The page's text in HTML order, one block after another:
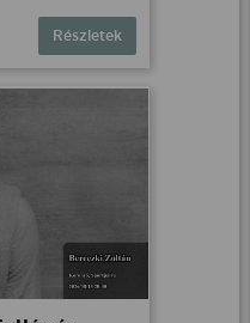
Részletek